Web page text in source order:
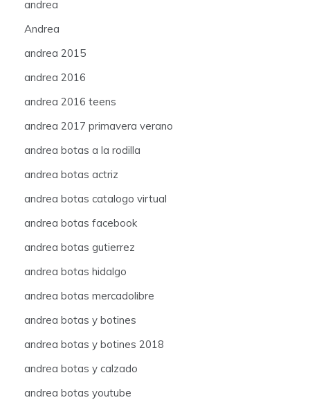
andrea
Andrea
andrea 2015
andrea 2016
andrea 2016 teens
andrea 2017 primavera verano
andrea botas a la rodilla
andrea botas actriz
andrea botas catalogo virtual
andrea botas facebook
andrea botas gutierrez
andrea botas hidalgo
andrea botas mercadolibre
andrea botas y botines
andrea botas y botines 2018
andrea botas y calzado
andrea botas youtube